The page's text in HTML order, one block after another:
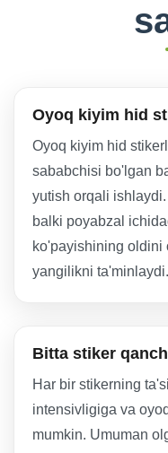
Oyoq kiyim hid
Oyoq kiyim hid
sababchisi bo'lgan
yutish orqali
balki poyabzal
ko'payishining oldini
yangilikni ta'minlaydi.
Bitta stiker
Har bir stikerning
intensivligiga va
mumkin. Umuman